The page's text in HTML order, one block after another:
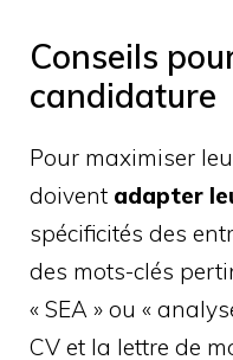
Conseils
candidature
Pour maximiser
doivent adapter
spécificités des
des mots-clés
« SEA » ou «
CV et la lettre de